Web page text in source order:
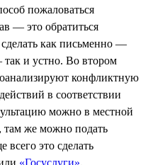
пожаловаться
— это обратиться
как письменно —
и устно. Во втором
конфликтную
в соответствии
можно в местной
там же можно подать
это сделать
«Госуслуги».